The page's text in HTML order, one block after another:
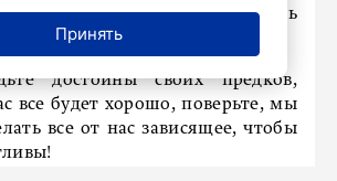
никогда не получится, пока есть
достойны своих предков,
все будет хорошо, поверьте, мы
все от нас зависящее, чтобы
Принять